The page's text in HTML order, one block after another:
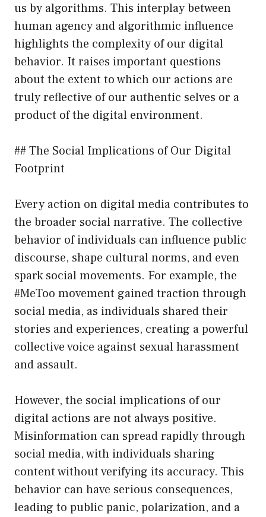
us by algorithms. This interplay between
human agency and algorithmic influence
highlights the complexity of our digital
behavior. It raises important questions
about the extent to which our actions are
truly reflective of our authentic selves or a
product of the digital environment.
## The Social Implications of Our Digital
Footprint
Every action on digital media contributes to
the broader social narrative. The collective
behavior of individuals can influence public
discourse, shape cultural norms, and even
spark social movements. For example, the
#MeToo movement gained traction through
social media, as individuals shared their
stories and experiences, creating a powerful
collective voice against sexual harassment
and assault.
However, the social implications of our
digital actions are not always positive.
Misinformation can spread rapidly through
social media, with individuals sharing
content without verifying its accuracy. This
behavior can have serious consequences,
leading to public panic, polarization, and a